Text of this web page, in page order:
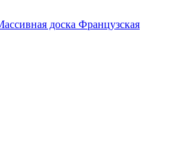
доска Французская